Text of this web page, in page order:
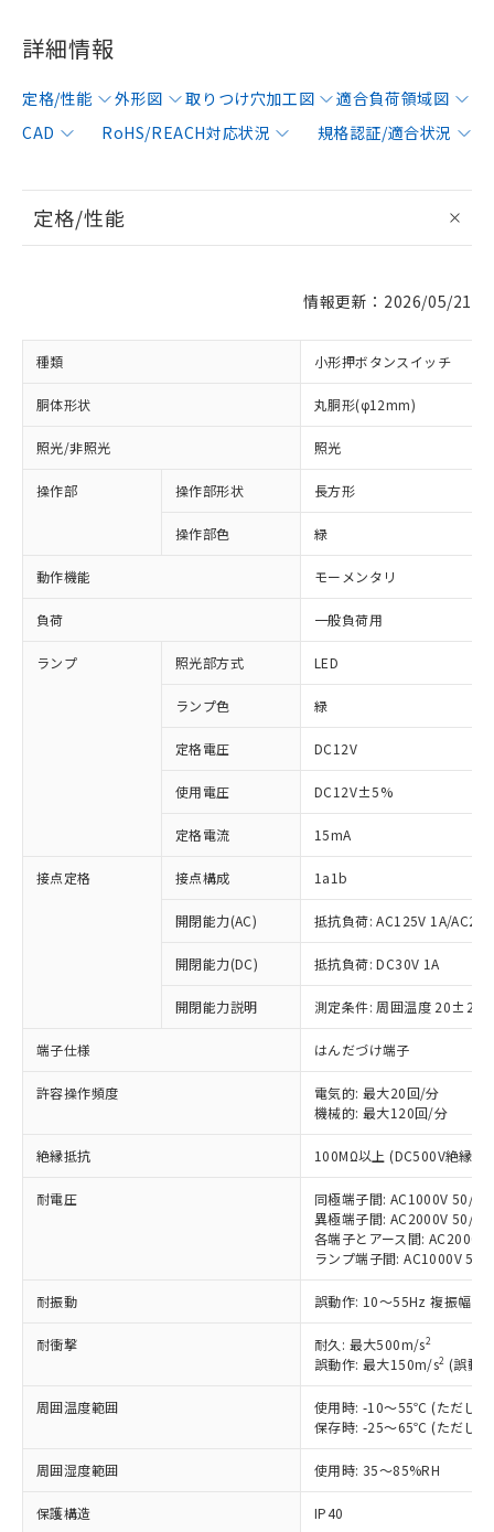
詳細情報
定格/性能 外形図 取りつけ穴加工図
適合負荷領域図
CAD
RoHS/REACH対応状況 規格認証/適合状況
定格/性能
情報更新：2026/05/21
種類 小形押ボタンスイッチ
胴体形状 丸胴形(φ12mm)
照光/非照光 照光
操作部 操作部形状 長方形
操作部色 緑
動作機能 モーメンタリ
負荷 一般負荷用
ランプ 照光部方式 LED
ランプ色 緑
定格電圧 DC12V
使用電圧 DC12V±5%
定格電流 15mA
接点定格 接点構成 1a1b
開閉能力(AC) 抵抗負荷: AC125V 1A/
開閉能力(DC) 抵抗負荷: DC30V 1A
開閉能力説明 測定条件: 周囲温度 20±2℃
端子仕様 はんだづけ端子
許容操作頻度
電気的: 最大20回/分
機械的: 最大120回/分
絶縁抵抗 100MΩ以上 (DC500V絶縁抵
耐電圧
同極端子間: AC1000V 50/
異極端子間: AC2000V 50/
各端子とアース間:
ランプ端子間: AC1000V
耐振動 誤動作: 10～55Hz 複振幅
耐衝撃 耐久: 最大500m/s2
誤動作: 最大150m/s2 (誤動
周囲温度範囲
使用時: -10～55℃ (ただし、
保存時: -25～65℃ (ただし、
周囲湿度範囲 使用時: 35～85%RH
保護構造 IP40
以下の条件をお読みいただき、同意のうえ
本サービスは、当社制御機器事業取扱
商品の当社在庫状況および標準価格
(税抜)を提供させていただくもので
当社制御機器事業取扱商品の中には、
本サービスの対象外となる商品もある
ことをご了承ください。
在庫状況および標準価格照会結果は、
記載している更新日時点での社内デー
タに基づき作成されるものであり、閲
※1 対応状況
対応済み：EU RoHS指令（10物質）の
非含有に対応した製品が提供可能な商品で
対応予定：EU RoHS指令（10物質）の非含
有に対応した製品に切り替える予定のある
対応予定なし：EU RoHS指令（10物質）の
非含有に非対応の商品で、対応品を出す予
調査・確認中：EU RoHS指令（10物質）の
非含有の対応状況を調査中または確認中の
非該当品：ライセンス料など無形物で、有
仕入先様の事情により、非含有部品として
むを得ず変更することがあります。
*EU RoHS指令（10物質）：
「○」：最大均質材料含有率が中国RoHSの
基準値以下であることを示します。
「×」：最大均質材料含有率が中国RoHSの
基準値を超えていることを示します。
「－」：未確認です。当社販売部門へお問
当社は、これら貴社製品のうち、外国
為替および外国貿易法に定める商品
（以下｢規制貨物等」という）を輸出
または国外への提供する場合は、日本